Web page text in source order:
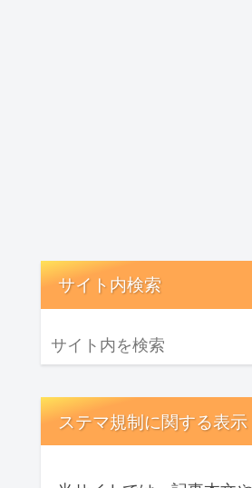
サイト内検索
ステマ規制に関する表示